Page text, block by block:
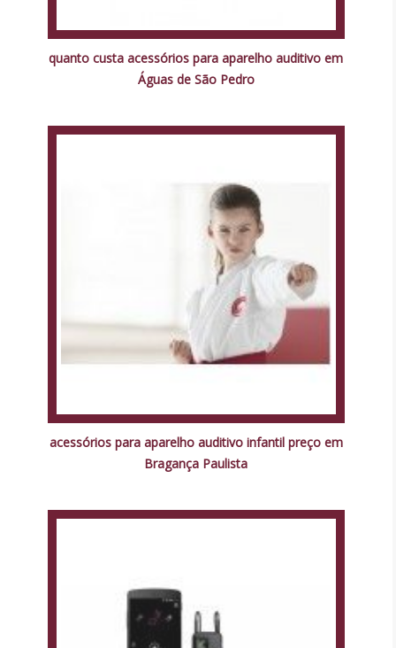
quanto custa acessórios para aparelho auditivo em
Águas de São Pedro
acessórios para aparelho auditivo infantil preço em
Bragança Paulista